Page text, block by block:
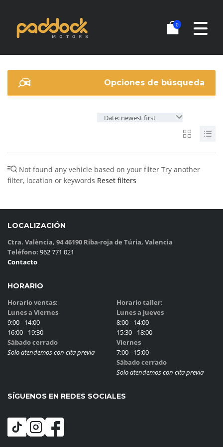
0
Opciones de búsqueda
Date: newest first
Not found any vehicle based on your filter Try another
filter, location or keywords Reset filters
LOCALIZACIÓN
Ctra. València, 94 46190 Riba-roja de Túria, Valencia
Teléfono: 962 771 021
Contacto
HORARIO
Horario ventas:
Lunes a Viernes
9:00 - 14:00
16:00 - 19:30
Sábado cerrado
Solo atendemos con cita previa
Horario taller:
Lunes a jueves
8:00 - 14:00
15:30 - 18:00
Viernes
7:00 - 15:00
Sábado cerrado
Solo atendemos con cita previa
SÍGUENOS EN REDES SOCIALES